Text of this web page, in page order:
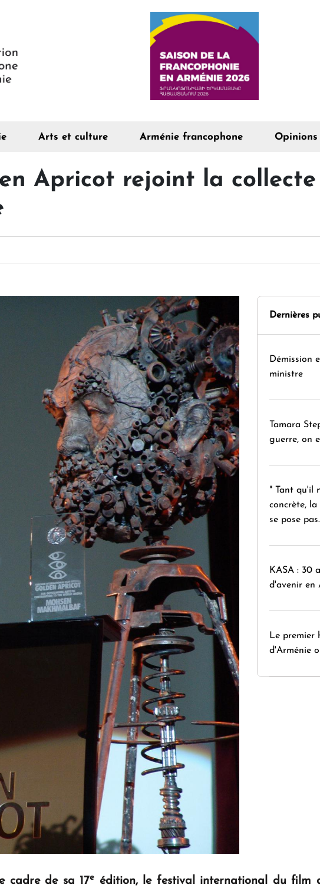
Arts et culture Arménie francophone Opinions
Apricot rejoint la
Dernières
Démission
ministre
Tamara
guerre, on
" Tant qu'il
concrète,
se pose
KASA : 30
d'avenir en
Le premier
d'Arménie
cadre de sa 17e
édition, le festival international du film